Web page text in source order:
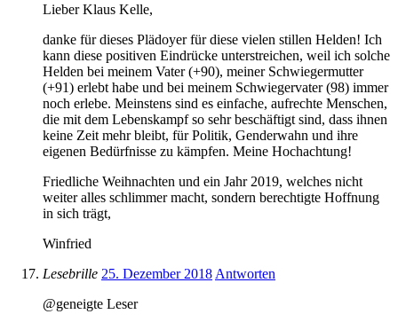
Lieber Klaus Kelle,
danke für dieses Plädoyer für diese vielen stillen Helden! Ich
kann diese positiven Eindrücke unterstreichen, weil ich solche
Helden bei meinem Vater (+90), meiner Schwiegermutter
(+91) erlebt habe und bei meinem Schwiegervater (98) immer
noch erlebe. Meinstens sind es einfache, aufrechte Menschen,
die mit dem Lebenskampf so sehr beschäftigt sind, dass ihnen
keine Zeit mehr bleibt, für Politik, Genderwahn und ihre
eigenen Bedürfnisse zu kämpfen. Meine Hochachtung!
Friedliche Weihnachten und ein Jahr 2019, welches nicht
weiter alles schlimmer macht, sondern berechtigte Hoffnung
in sich trägt,
Winfried
Lesebrille 25. Dezember 2018 Antworten
@geneigte Leser